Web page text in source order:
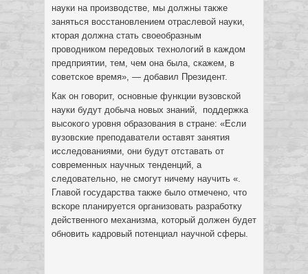
науки на производстве, мы должны также
заняться восстановлением отраслевой науки,
кторая должна стать своеобразным
проводником передовых технологий в каждом
предприятии, тем, чем она была, скажем, в
советское время», — добавил Президент.
Как он говорит, основные функции вузовской
науки будут добыча новых знаний, поддержка
высокого уровня образования в стране: «Если
вузовские преподаватели оставят занятия
исследованиями, они будут отставать от
современных научных тенденций, а
следовательно, не смогут ничему научить «.
Главой государства также было отмечено, что
вскоре планируется организовать разработку
действенного механизма, который должен будет
обновить кадровый потенциал научной сферы.